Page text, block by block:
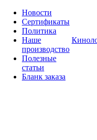
Новости
Сертификаты
Политика
Наше
производство
Полезные
статьи
Бланк заказа